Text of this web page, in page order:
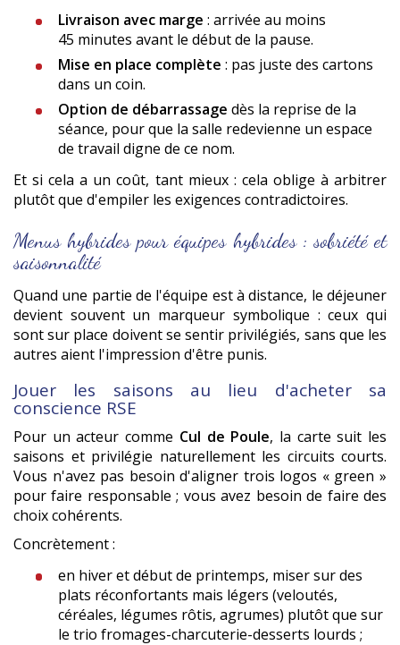
Livraison avec marge : arrivée au moins
45 minutes avant le début de la pause.
Mise en place complète : pas juste des cartons
dans un coin.
Option de débarrassage dès la reprise de la
séance, pour que la salle redevienne un espace
de travail digne de ce nom.
Et si cela a un coût, tant mieux : cela oblige à arbitrer
plutôt que d'empiler les exigences contradictoires.
Menus hybrides pour équipes hybrides : sobriété et
saisonnalité
Quand une partie de l'équipe est à distance, le déjeuner
devient souvent un marqueur symbolique : ceux qui
sont sur place doivent se sentir privilégiés, sans que les
autres aient l'impression d'être punis.
Jouer les saisons au lieu d'acheter sa
conscience RSE
Pour un acteur comme Cul de Poule, la carte suit les
saisons et privilégie naturellement les circuits courts.
Vous n'avez pas besoin d'aligner trois logos « green »
pour faire responsable ; vous avez besoin de faire des
choix cohérents.
Concrètement :
en hiver et début de printemps, miser sur des
plats réconfortants mais légers (veloutés,
céréales, légumes rôtis, agrumes) plutôt que sur
le trio fromages-charcuterie-desserts lourds ;